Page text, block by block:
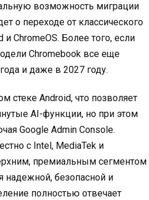
возможность миграции
о переходе от классического
ChromeOS. Более того, если
Chromebook все еще
и даже в 2027 году.
стеке Android, что позволяет
AI-функции, но при этом
Google Admin Console.
с Intel, MediaTek и
премиальным сегментом
надежной, безопасной и
полностью отвечает